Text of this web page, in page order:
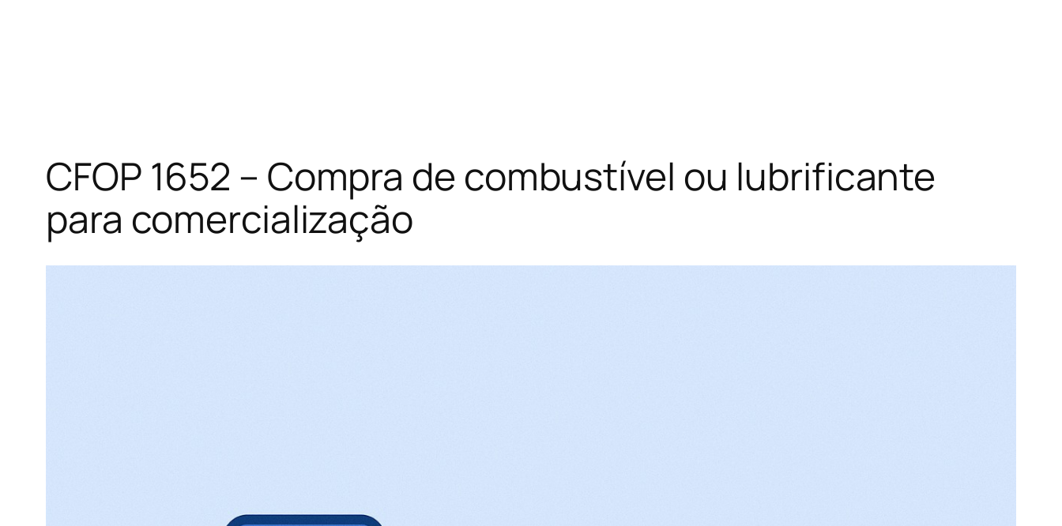
CFOP 1652 – Compra de combustível ou lubrificante
para comercialização